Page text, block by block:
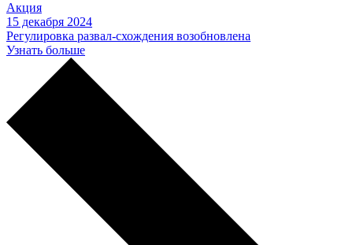
Акция
15 декабря 2024
Регулировка развал-схождения возобновлена
Узнать больше